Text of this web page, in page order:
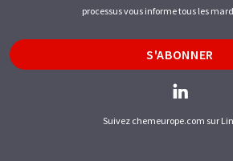
processus vous informe tous les
S'ABONNER
Suivez chemeurope.com sur